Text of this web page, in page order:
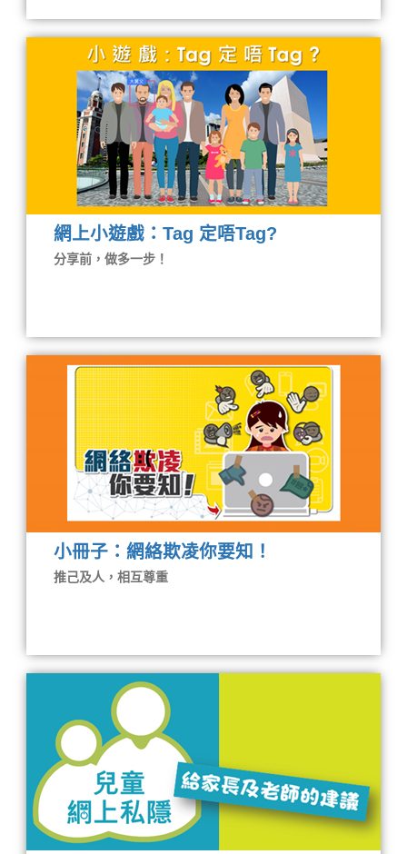
網上小遊戲：Tag 定唔Tag?
分享前，做多一步！
小冊子：網絡欺凌你要知！
推己及人，相互尊重